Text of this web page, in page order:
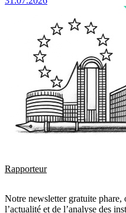
Rapporteur
Notre newsletter gratuite phare,
l’actualité et de l’analyse des